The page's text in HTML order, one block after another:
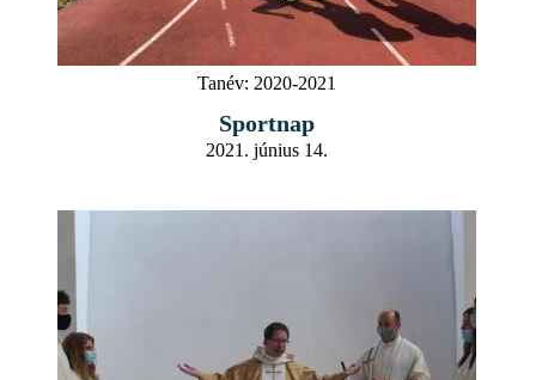
Tanév: 2020-2021
Sportnap
2021. június 14.